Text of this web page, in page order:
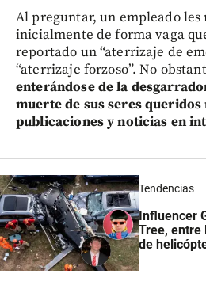
Al preguntar, un empleado les
inicialmente de forma vaga
reportado un “aterrizaje de
“aterrizaje forzoso”. No
enterándose de la
muerte de sus seres queridos
publicaciones y noticias en
Tendencias
Influencer
Tree, entre
de